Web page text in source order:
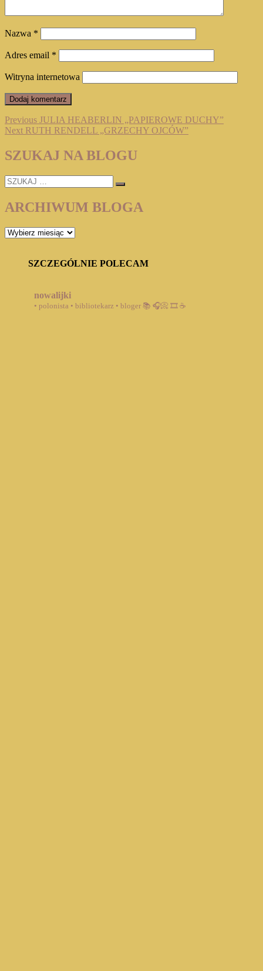
Nazwa *
Adres email *
Witryna internetowa
Nawigacja
wpisu
Previous Previous
post:
JULIA HEABERLIN „PAPIEROWE DUCHY”
Next Next
RUTH RENDELL „GRZECHY OJCÓW”
SZUKAJ NA BLOGU
SZUKAJ
…
ARCHIWUM BLOGA
ARCHIWUM
SZCZEGÓLNIE POLECAM
nowalijki
• polonista • bibliotekarz • bloger 📚 🎧📀 🎞️ ☕️